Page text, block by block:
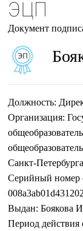
ЭЦП
Документ
Должность:
Организация:
Санкт-Петербурга
Серийный номер
Выдан: Боякова
Период действия